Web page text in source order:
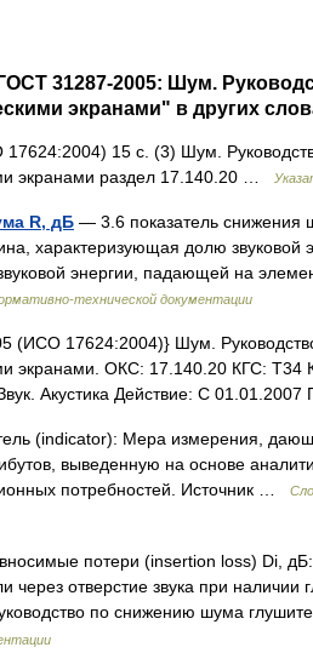
31287-2005: Шум.
экранами" в других
15 с. (3) Шум.
экранами раздел 17.140.20 …
R, дБ — 3.6 показатель снижения
характеризующая долю звуковой
энергии, падающей на
технической документации
(ИСО 17624:2004)} Шум.
экранами. ОКС: 17.140.20 КГС: Т34
Акустика Действие: С
(indicator): Мера измерения,
выведенную на основе
потребностей. Источник …
потери (insertion loss) Di, дБ:
через отверстие звука при наличии
по снижению шума